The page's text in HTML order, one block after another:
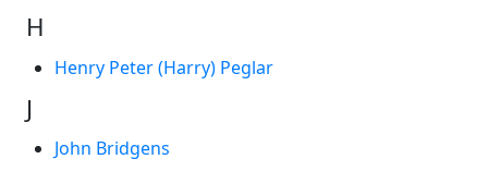
H
Henry Peter (Harry) Peglar
J
John Bridgens